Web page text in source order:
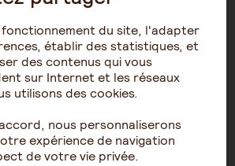
POLITIQUE DE PROTECTION DES
GESTION DES COOKIES
ACCESSIBILITÉ : NON
CONFORME
fonctionnement du site, l'adapter
établir des statistiques, et
des contenus qui vous
sur Internet et les réseaux
utilisons des cookies.
nous personnaliserons
expérience de navigation
de votre vie privée.